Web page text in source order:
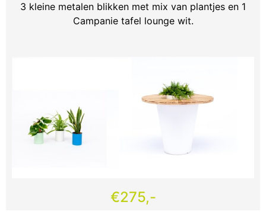
3 kleine metalen blikken met mix van plantjes en 1
Campanie tafel lounge wit.
€275,-